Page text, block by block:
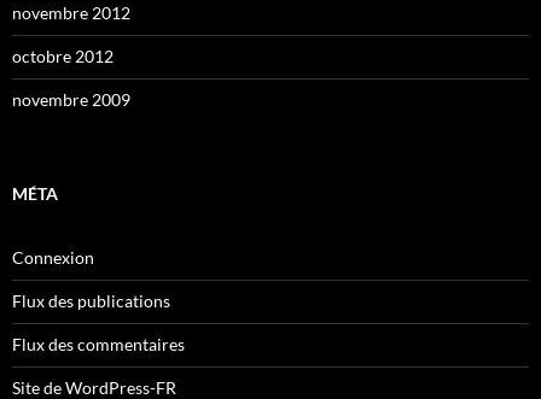
novembre 2012
octobre 2012
novembre 2009
MÉTA
Connexion
Flux des publications
Flux des commentaires
Site de WordPress-FR